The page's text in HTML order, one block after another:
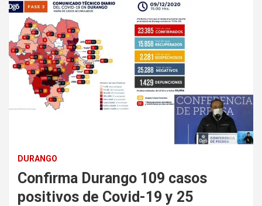
DURANGO
Confirma Durango 109 casos
positivos de Covid-19 y 25